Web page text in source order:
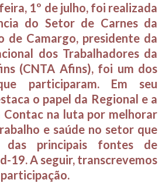
1º de julho, foi realizada
do Setor de Carnes da
de Camargo, presidente da
dos Trabalhadores da
(CNTA Afins), foi um dos
participaram. Em seu
o papel da Regional e a
Contac na luta por melhorar
e saúde no setor que
principais fontes de
19. A seguir, transcrevemos
participação.